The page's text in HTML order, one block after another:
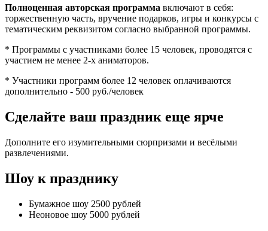
Полноценная авторская программа включают в себя:
торжественную часть, вручение подарков, игры и конкурсы с
тематическим реквизитом согласно выбранной программы.
* Программы с участниками более 15 человек, проводятся с
участием не менее 2-х аниматоров.
* Участники программ более 12 человек оплачиваются
дополнительно - 500 руб./человек
Сделайте ваш праздник еще ярче
Дополните его изумительными сюрпризами и весёлыми
развлечениями.
Шоу к празднику
Бумажное шоу 2500 рублей
Неоновое шоу 5000 рублей